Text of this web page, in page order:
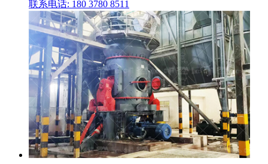
联系电话: 180 3780 8511